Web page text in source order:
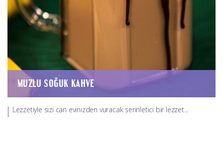
MUZLU SOĞUK KAHVE
Lezzetiyle sizi can evinizden vuracak serinletici bir lezzet...